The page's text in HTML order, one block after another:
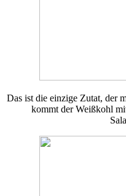
Das ist die einzige Zutat, der
kommt der Weißkohl